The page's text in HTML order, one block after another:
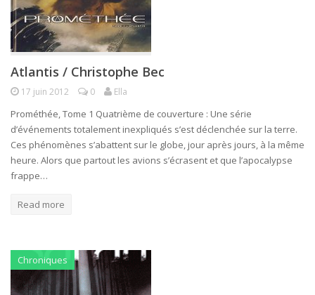
Atlantis / Christophe Bec
17 juin 2012 0 Ella
Prométhée, Tome 1 Quatrième de couverture : Une série
d’événements totalement inexpliqués s’est déclenchée sur la terre.
Ces phénomènes s’abattent sur le globe, jour après jours, à la même
heure. Alors que partout les avions s’écrasent et que l’apocalypse
frappe…
Read more
Chroniques